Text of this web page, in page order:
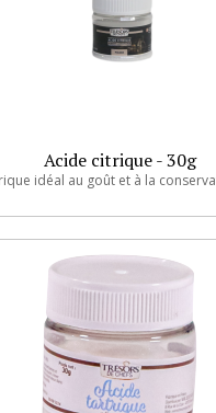
Acide citrique - 30g